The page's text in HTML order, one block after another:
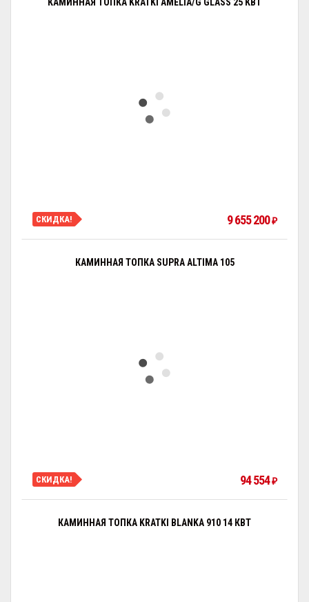
СКИДКА! 9 655 200₽
КАМИННАЯ ТОПКА SUPRA ALTIMA 105
СКИДКА! 94 554₽
КАМИННАЯ ТОПКА KRATKI BLANKA 910 14 КВТ